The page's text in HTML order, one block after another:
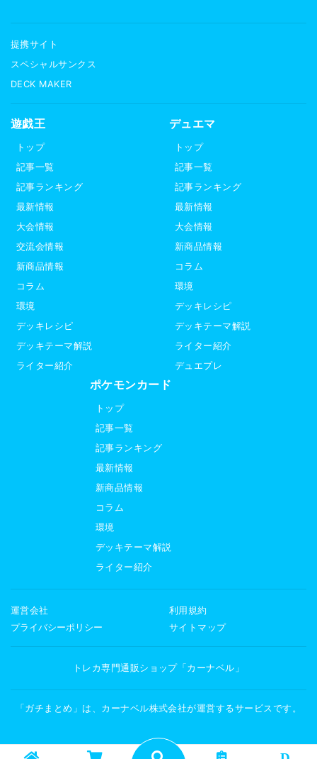
提携サイト
スペシャルサンクス
DECK MAKER
遊戯王
トップ
記事一覧
記事ランキング
最新情報
大会情報
交流会情報
新商品情報
コラム
環境
デッキレシピ
デッキテーマ解説
ライター紹介
デュエマ
トップ
記事一覧
記事ランキング
最新情報
大会情報
新商品情報
コラム
環境
デッキレシピ
デッキテーマ解説
ライター紹介
デュエプレ
ポケモンカード
トップ
記事一覧
記事ランキング
最新情報
新商品情報
コラム
環境
デッキテーマ解説
ライター紹介
運営会社
利用規約
プライバシーポリシー
サイトマップ
トレカ専門通販ショップ「カーナベル」
「ガチまとめ」は、カーナベル株式会社が運営するサービスです。